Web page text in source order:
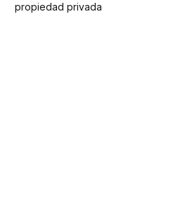
propiedad privada